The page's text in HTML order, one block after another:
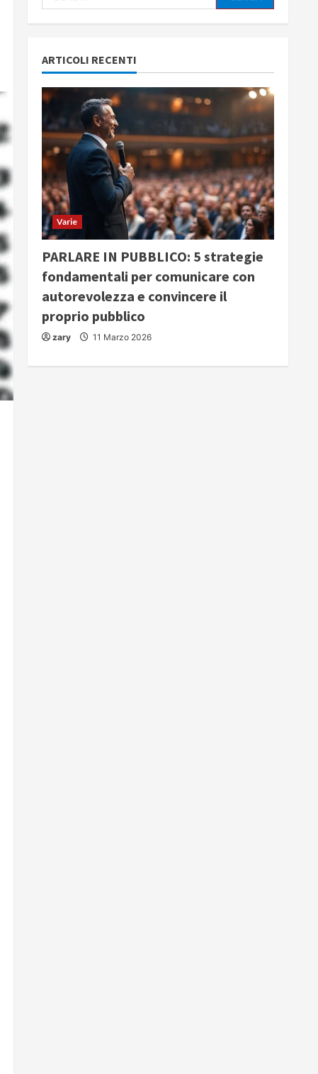
per:
ARTICOLI RECENTI
Varie
PARLARE IN PUBBLICO: 5 strategie
fondamentali per comunicare con
autorevolezza e convincere il
proprio pubblico
zary 11 Marzo 2026